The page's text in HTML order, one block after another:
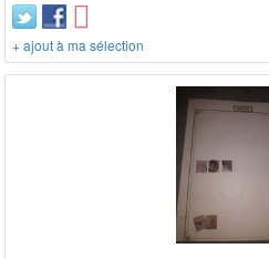
+ ajout à ma sélection